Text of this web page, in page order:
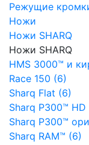
Режущие
Ножи
Ножи SHARQ
Ножи SHARQ
HMS 3000™ и
Race 150 (6)
Sharq Flat (6)
Sharq P300™ HD
Sharq P300™
Sharq RAM™ (6)